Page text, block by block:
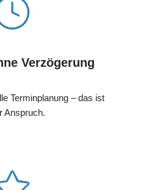
Verzögerung
Terminplanung – das ist
Anspruch.